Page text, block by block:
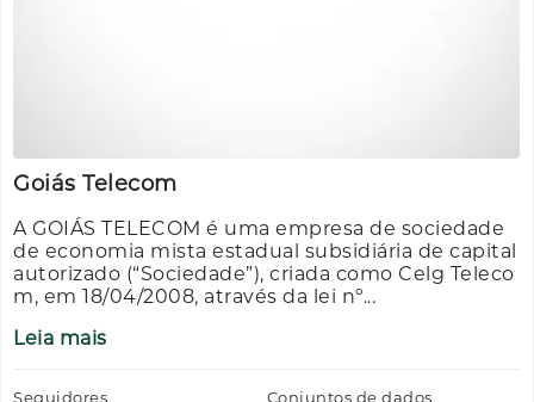
Goiás Telecom
A GOIÁS TELECOM é uma empresa de sociedade
de economia mista estadual subsidiária de capital
autorizado (“Sociedade”), criada como Celg Teleco
m, em 18/04/2008, através da lei nº...
Leia mais
Seguidores Conjuntos de dados